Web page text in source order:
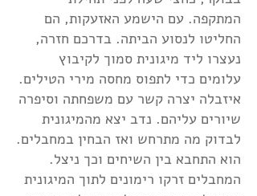
המתקפה. עם הישמע האזעקות, הם
החליטו לנסוע הביתה. בדרכם חזרה,
נעצרו ליד מיגונית סמוך לקיבוץ
עלומים כדי לתפוס מחסה מירי הטילים.
איזבלה יצרה קשר עם משפחתה וסיפרה
שיורים עליהם. נדב יצא מהמיגונית
לבדוק מה מתרחש ואז הבחין במחבלים.
הוא התחבא בין השיחים וכך ניצל.
המחבלים זרקו רימונים לתוך המיגונית